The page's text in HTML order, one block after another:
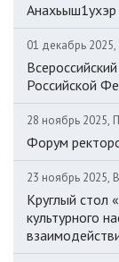
Анахьыш1ухэр
01 декабрь
Российской
28 ноябрь 2025,
Форум
23 ноябрь 2025,
Круглый стол
культурного